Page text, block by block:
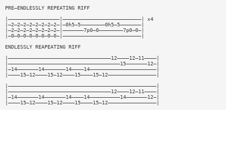
PRE—ENDLESSLY REPEATING RIFF
|—————————————————|——————————————————————————| x4
|—2—2—2—2—2—2—2—2—|—0h5—5————————0h5—5———————|
|—2—2—2—2—2—2—2—2—|———————7p0—0————————7p0—0—|
|—0—0—0—0—0—0—0—0—|——————————————————————————|
ENDLESSLY REAPEATING RIFF
|——————————————————————————————————12————12—11————|
|—————————————————————————————————————15———————12—|
|—14———————14———————14————14——————————————————————|
|————15—12————15—12————15————15—12————————————————|
|—————————————————————————————————————————————————|
|——————————————————————————————————12————12—11————|
|—14———————14———————14————14——————————14———————12—|
|————15—12————15—12————15————15—12————————————————|